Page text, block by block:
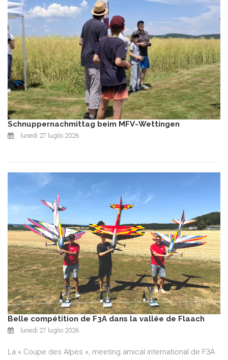
Schnuppernachmittag beim MFV-Wettingen
lunedì 27 luglio 2026
Belle compétition de F3A dans la vallée de Flaach
lunedì 27 luglio 2026
La « Coupe des Alpes », meeting amical international de F3A